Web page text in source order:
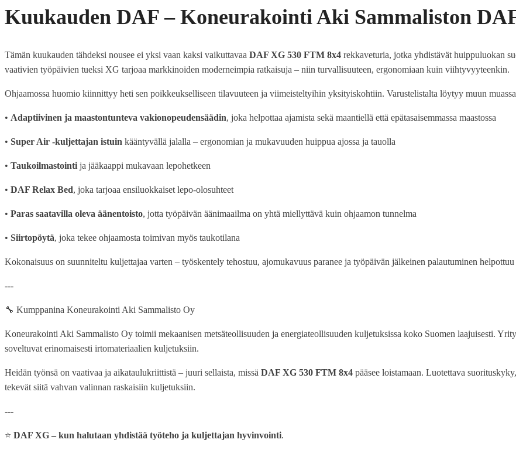
Kuukauden DAF – Koneurakointi Aki Sammaliston
Tämän kuukauden tähdeksi nousee ei yksi vaan kaksi vaikuttavaa DAF XG 530 FTM 8x4 rekkaveturia, jotka yhdistävät huippuluokan
vaativien työpäivien tueksi XG tarjoaa markkinoiden moderneimpia ratkaisuja – niin turvallisuuteen, ergonomiaan kuin viihtyvyyteenkin.
Ohjaamossa huomio kiinnittyy heti sen poikkeukselliseen tilavuuteen ja viimeisteltyihin yksityiskohtiin. Varustelistalta löytyy muun
• Adaptiivinen ja maastontunteva vakionopeudensäädin, joka helpottaa ajamista sekä maantiellä että epätasaisemmassa maastossa
• Super Air -kuljettajan istuin kääntyvällä jalalla – ergonomian ja mukavuuden huippua ajossa ja tauolla
• Taukoilmastointi ja jääkaappi mukavaan lepohetkeen
• DAF Relax Bed, joka tarjoaa ensiluokkaiset lepo-olosuhteet
• Paras saatavilla oleva äänentoisto, jotta työpäivän äänimaailma on yhtä miellyttävä kuin ohjaamon tunnelma
• Siirtopöytä, joka tekee ohjaamosta toimivan myös taukotilana
Kokonaisuus on suunniteltu kuljettajaa varten – työskentely tehostuu, ajomukavuus paranee ja työpäivän jälkeinen palautuminen
---
🔧 Kumppanina Koneurakointi Aki Sammalisto Oy
Koneurakointi Aki Sammalisto Oy toimii mekaanisen metsäteollisuuden ja energiateollisuuden kuljetuksissa koko Suomen laajuisesti.
soveltuvat erinomaisesti irtomateriaalien kuljetuksiin.
Heidän työnsä on vaativaa ja aikataulukriittistä – juuri sellaista, missä DAF XG 530 FTM 8x4 pääsee loistamaan. Luotettava
tekevät siitä vahvan valinnan raskaisiin kuljetuksiin.
---
⭐ DAF XG – kun halutaan yhdistää työteho ja kuljettajan hyvinvointi.